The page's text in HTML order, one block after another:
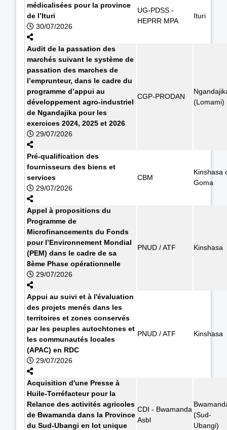
médicalisées pour la province
de l’Ituri
30/07/2026
UG-PDSS -
HEPRR MPA
Ituri
Audit de la passation des
marchés suivant le système de
passation des marches de
l’emprunteur, dans le cadre du
programme d’appui au
développement agro-industriel
de Ngandajika pour les
exercices 2024, 2025 et 2026
29/07/2026
CGP-PRODAN
(Lomami)
Pré-qualification des
fournisseurs des biens et
services
29/07/2026
CBM
Kinshasa
Goma
Appel à propositions du
Programme de
Microfinancements du Fonds
pour l’Environnement Mondial
(PEM) dans le cadre de sa
8ème Phase opérationnelle
29/07/2026
PNUD / ATF Kinshasa
Appui au suivi et à l'évaluation
des projets menés dans les
territoires et zones conservés
par les peuples autochtones et
les communautés locales
(APAC) en RDC
29/07/2026
PNUD / ATF Kinshasa
Acquisition d'une Presse à
Huile-Torréfacteur pour la
Relance des activités agricoles
de Bwamanda dans la Province
du Sud-Ubangi en lot unique
CDI - Bwamanda
Asbl
(Sud-
Ubangi)